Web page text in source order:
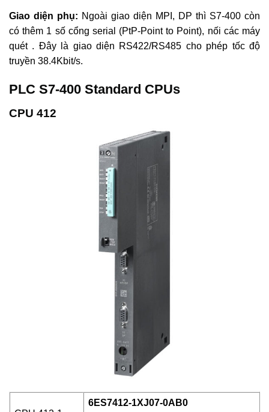
Giao diện phụ: Ngoài giao diện MPI, DP thì S7-400 còn
có thêm 1 số cổng serial (PtP-Point to Point), nối các máy
quét . Đây là giao diện RS422/RS485 cho phép tốc độ
truyền 38.4Kbit/s.
PLC S7-400 Standard CPUs
CPU 412
6ES7412-1XJ07-0AB0